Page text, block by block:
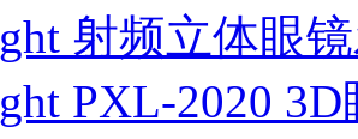
射频立体眼
PXL-2020 3D